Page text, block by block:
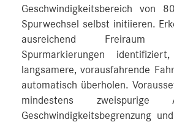
Geschwindigkeitsbereich von
Spurwechsel selbst initiieren.
ausreichend Freiraum
Spurmarkierungen
langsamere, vorausfahrende
automatisch überholen.
mindestens zweispurige
Geschwindigkeitsbegrenzung